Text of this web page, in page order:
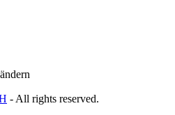
- All rights reserved.